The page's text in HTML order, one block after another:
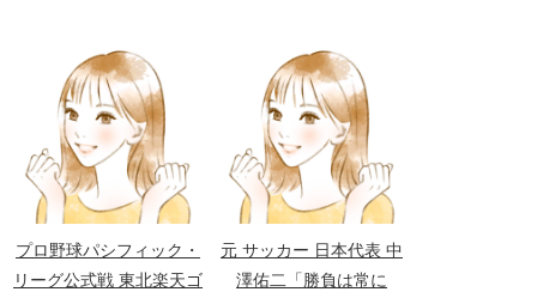
プロ野球パシフィック・
リーグ公式戦 東北楽天ゴ
元 サッカー 日本代表 中
澤佑二「勝負は常に